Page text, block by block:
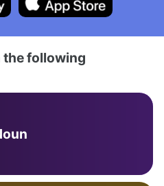
the following